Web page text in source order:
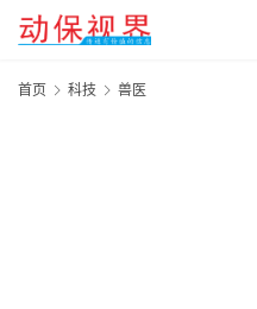
首页 科技 兽医